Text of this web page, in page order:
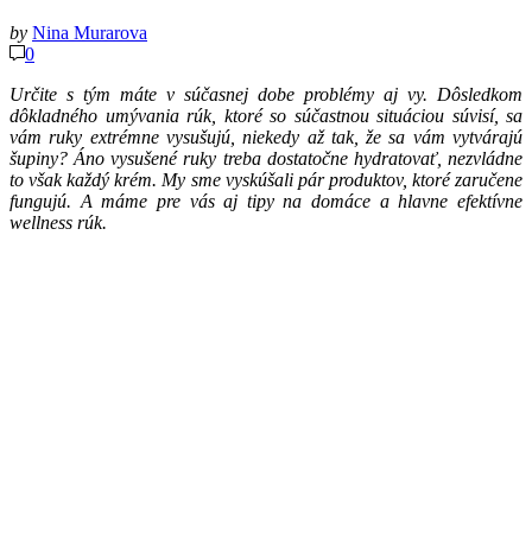
by Nina Murarova
0
Určite s tým máte v súčasnej dobe problémy aj vy. Dôsledkom
dôkladného umývania rúk, ktoré so súčastnou situáciou súvisí, sa
vám ruky extrémne vysušujú, niekedy až tak, že sa vám vytvárajú
šupiny? Áno vysušené ruky treba dostatočne hydratovať, nezvládne
to však každý krém. My sme vyskúšali pár produktov, ktoré zaručene
fungujú. A máme pre vás aj tipy na domáce a hlavne efektívne
wellness rúk.